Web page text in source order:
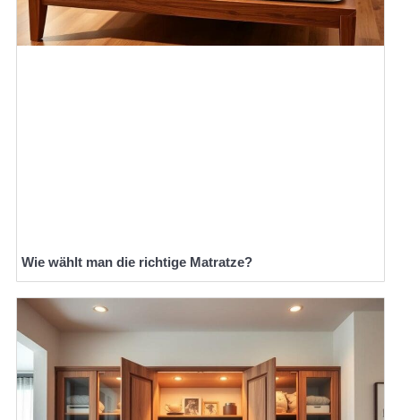
Wie wählt man die richtige Matratze?